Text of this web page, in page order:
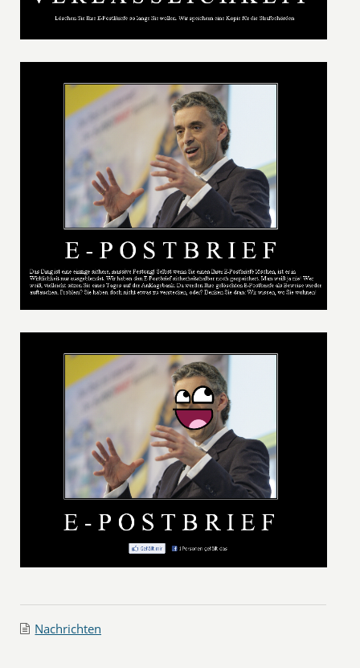
Nachrichten